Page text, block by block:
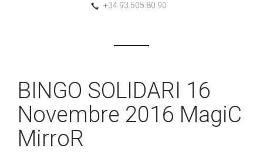
+34 93.505.80.90
BINGO SOLIDARI 16
Novembre 2016 MagiC
MirroR